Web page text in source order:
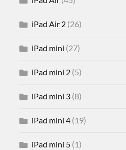
iPad Air 2 (26)
iPad mini (27)
iPad mini 2 (5)
iPad mini 3 (8)
iPad mini 4 (19)
iPad mini 5 (1)